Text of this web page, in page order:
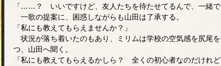
「……？ いいですけど、友人たちを待たせてるんで、一緒
一歌の提案に、困惑しながらも山田は了承する。
「私にも教えてもらえませんか？」
状況が落ち着いたのもあり、ミリムは学校の空気感を尻尾
つ、山田へ聞く。
「私にも教えてもらえるかしら？ 全くの初心者なのだけれ